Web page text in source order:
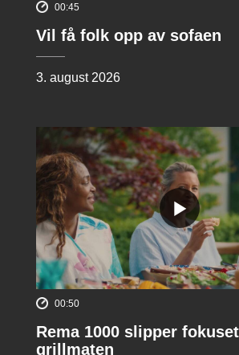
00:45
Vil få folk opp av sofaen
3. august 2026
00:50
Rema 1000 slipper
grillmaten